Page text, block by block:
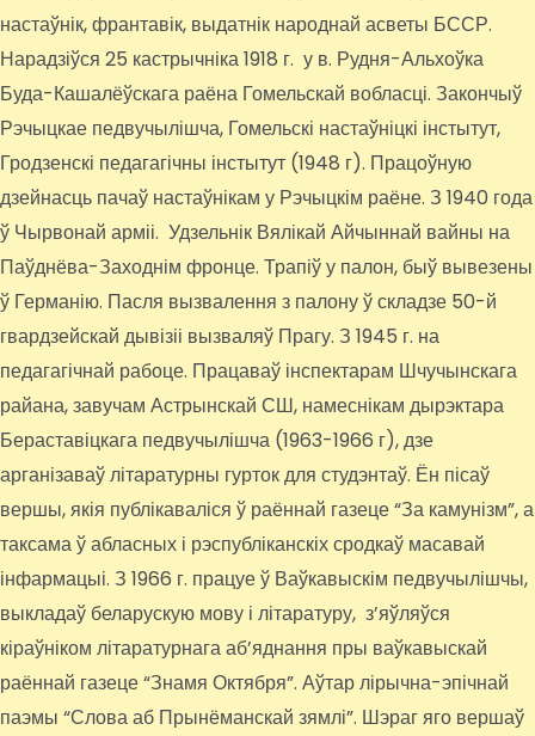
настаўнік, франтавік, выдатнік народнай асветы БССР.
Нарадзіўся 25 кастрычніка 1918 г. у в. Рудня-Альхоўка
Буда-Кашалёўскага раёна Гомельскай вобласці. Закончыў
Рэчыцкае педвучылішча, Гомельскі настаўніцкі інстытут,
Гродзенскі педагагічны інстытут (1948 г). Працоўную
дзейнасць пачаў настаўнікам у Рэчыцкім раёне. З 1940 года
ў Чырвонай арміі. Удзельнік Вялікай Айчыннай вайны на
Паўднёва-Заходнім фронце. Трапіў у палон, быў вывезены
ў Германію. Пасля вызвалення з палону ў складзе 50-й
гвардзейскай дывізіі вызваляў Прагу. З 1945 г. на
педагагічнай рабоце. Працаваў інспектарам Шчучынскага
райана, завучам Астрынскай СШ, намеснікам дырэктара
Бераставіцкага педвучылішча (1963-1966 г), дзе
арганізаваў літаратурны гурток для студэнтаў. Ён пісаў
вершы, якія публікаваліся ў раённай газеце “За камунізм”, а
таксама ў абласных і рэспубліканскіх сродкаў масавай
інфармацыі. З 1966 г. працуе ў Ваўкавыскім педвучылішчы,
выкладаў беларускую мову і літаратуру, з’яўляўся
кіраўніком літаратурнага аб’яднання пры ваўкавыскай
раённай газеце “Знамя Октября”. Аўтар лірычна-эпічнай
паэмы “Слова аб Прынёманскай зямлі”. Шэраг яго вершаў